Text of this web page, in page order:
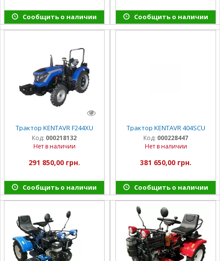
Сообщить о наличии Сообщить о наличии
Трактор KENTAVR F244XU
Код: 000218132
Нет в наличии
291 850,00 грн.
Сообщить о наличии
Трактор KENTAVR 404SCU
Код: 000228447
Нет в наличии
381 650,00 грн.
Сообщить о наличии